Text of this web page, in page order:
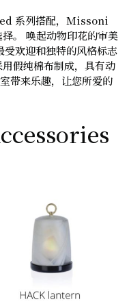
系列搭配，Missoni
。 唤起动物印花的审美
欢迎和独特的风格标志
假纯棉布制成，具有动
带来乐趣，让您所爱的